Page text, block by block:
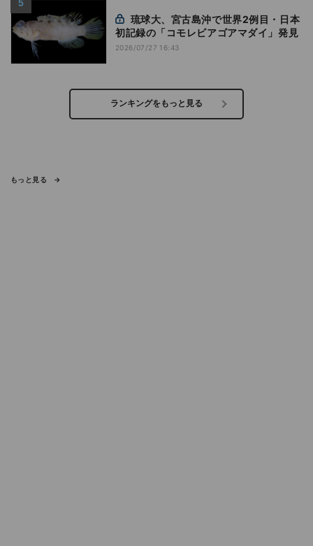
初記録の「コモレビアゴアマダイ」発見
2026/07/27 16:43
ランキングをもっと見る
もっと見る